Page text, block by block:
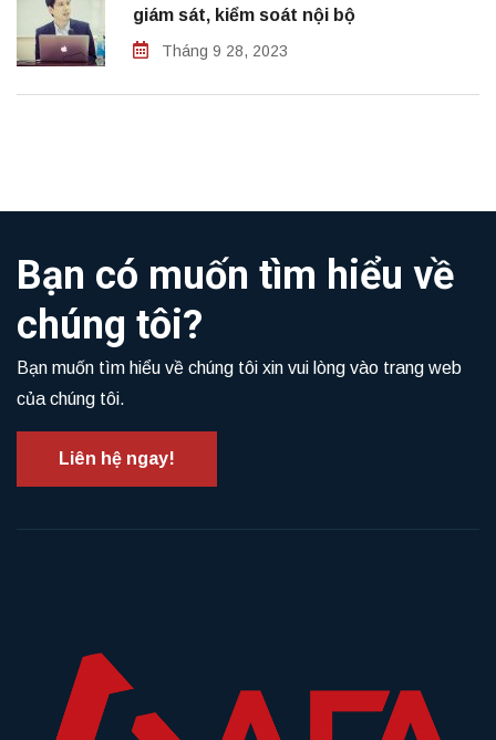
giám sát, kiểm soát nội bộ
Tháng 9 28, 2023
Bạn có muốn tìm hiểu về
chúng tôi?
Bạn muốn tìm hiểu về chúng tôi xin vui lòng vào trang web
của chúng tôi.
Liên hệ ngay!